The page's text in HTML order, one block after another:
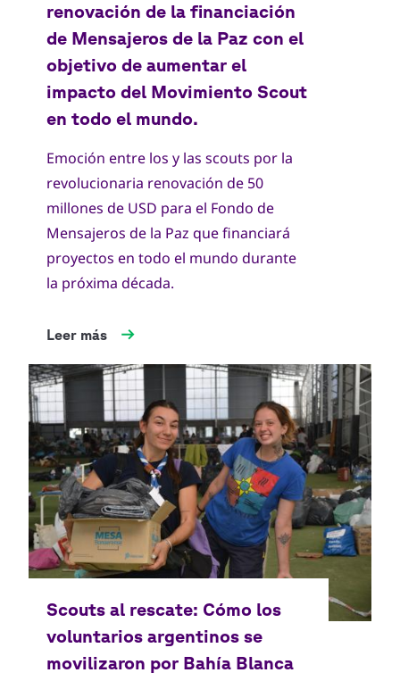
Emoción entre los y las scouts por la
revolucionaria renovación de 50
millones de USD para el Fondo de
Mensajeros de la Paz que financiará
proyectos en todo el mundo durante
la próxima década.
Leer más
Copyright
Scouts Argentina